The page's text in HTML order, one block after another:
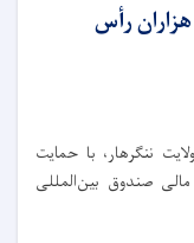
رأس
ننگرهار، با حمایت
صندوق بین‌المللی